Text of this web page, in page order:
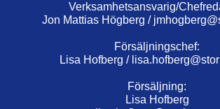
Verksamhetsansvarig/
Jon Mattias Högberg /
Försäljningschef:
Lisa Hofberg /
Försäljning:
Lisa Hofberg